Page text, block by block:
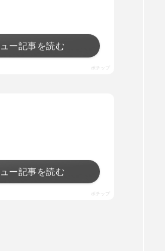
ー記事を読む
ポチップ
ー記事を読む
ポチップ